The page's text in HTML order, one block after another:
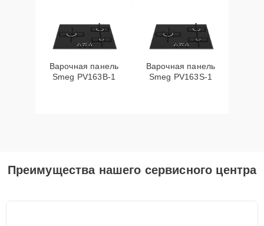
Варочная панель
Smeg PV163B-1
Варочная панель
Smeg PV163S-1
Преимущества нашего сервисного центра